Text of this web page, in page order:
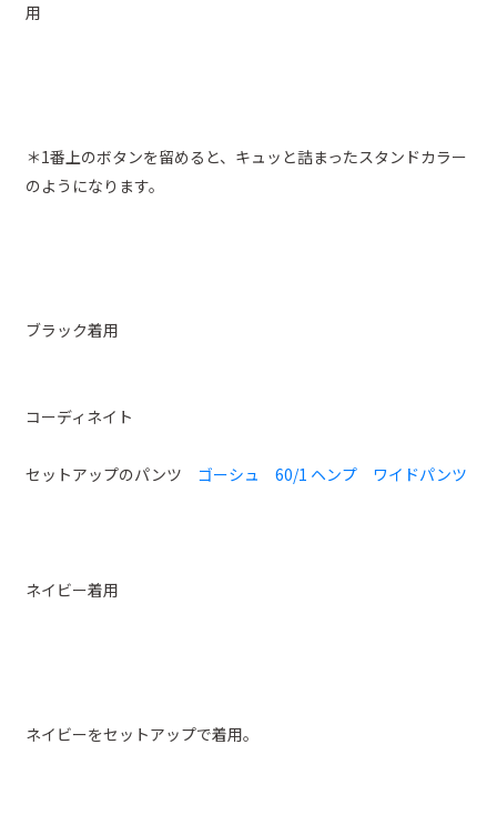
用
＊1番上のボタンを留めると、キュッと詰まったスタンドカラー
のようになります。
ブラック着用
コーディネイト
セットアップのパンツ ゴーシュ 60/1 ヘンプ ワイドパンツ
ネイビー着用
ネイビーをセットアップで着用。